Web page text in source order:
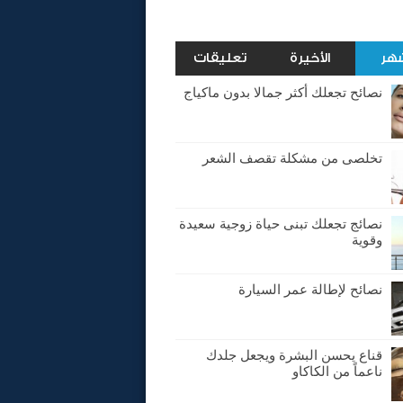
الأخيرة تعليقات
نصائح تجعلك أكثر جمالا بدون ماكياج
تخلصى من مشكلة تقصف الشعر
نصائج تجعلك تبنى حياة زوجية سعيدة
وقوية
نصائح لإطالة عمر السيارة
قناع يحسن البشرة ويجعل جلدك
ناعماً من الكاكاو